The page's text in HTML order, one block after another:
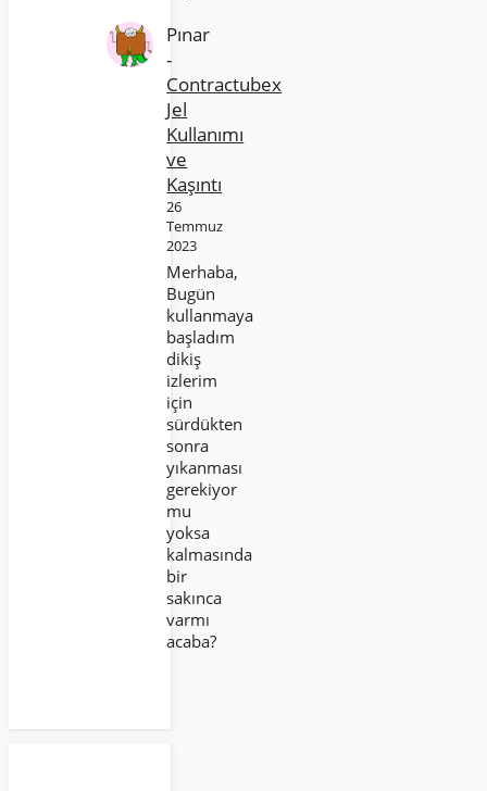
Pınar
-
Contractubex
Jel
Kullanımı
ve
Kaşıntı
26
Temmuz
2023
Merhaba,
Bugün
kullanmaya
başladım
dikiş
izlerim
için
sürdükten
sonra
yıkanması
gerekiyor
mu
yoksa
kalmasında
bir
sakınca
varmı
acaba?